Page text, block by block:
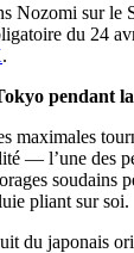
Nozomi sur le
du 24
.
pendant
maximales
— l’une des
soudains
pliant sur soi.
du japonais